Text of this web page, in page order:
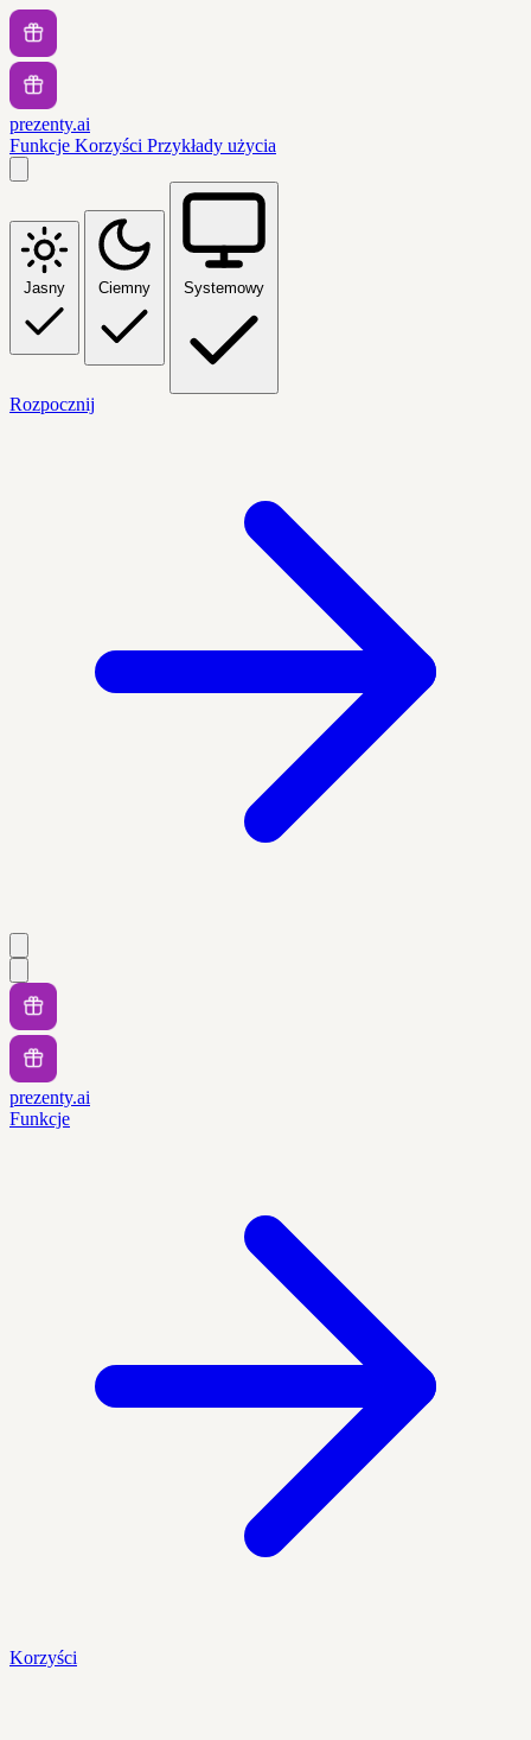
prezenty.ai
Funkcje Korzyści Przykłady użycia
Jasny Ciemny Systemowy
Rozpocznij
prezenty.ai
Funkcje
Korzyści